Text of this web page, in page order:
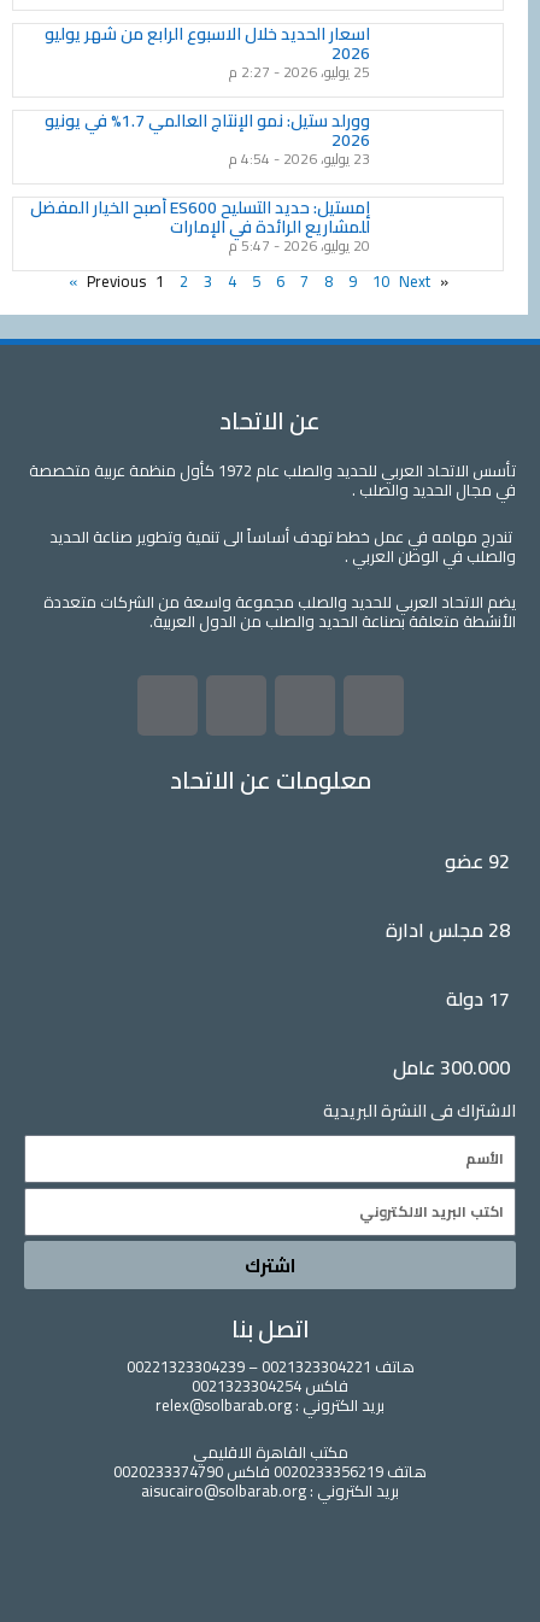
اسعار الحديد خلال الاسبوع الرابع من شهر يوليو
2026
25 يوليو، 2026 2:27 م
وورلد ستيل: نمو الإنتاج العالمي 1.7% في يونيو
2026
23 يوليو، 2026 4:54 م
إمستيل: حديد التسليح ES600 أصبح الخيار المفضل
للمشاريع الرائدة في الإمارات
20 يوليو، 2026 5:47 م
« Previous
1 2 3 4 5 6 7 8 9 10 Next »
عن الاتحاد
تأسس الاتحاد العربي للحديد والصلب عام 1972 كأول منظمة عربية متخصصة
في مجال الحديد والصلب .
تندرج مهامه في عمل خطط تهدف أساساً الى تنمية وتطوير صناعة الحديد
والصلب في الوطن العربي .
يضم الاتحاد العربي للحديد والصلب مجموعة واسعة من الشركات متعددة
الأنشطة متعلقة بصناعة الحديد والصلب من الدول العربية.
a
b
k
w
o
i
n
معلومات عن الاتحاد
92 عضو
28 مجلس ادارة
17 دولة
300.000 عامل
الاشتراك فى النشرة البريدية
Name
Email
اشترك
اتصل بنا
هاتف 0021323304221 – 00221323304239
فاكس 0021323304254
بريد الكتروني : relex@solbarab.org
مكتب القاهرة الاقليمي
هاتف 0020233356219 فاكس 0020233374790
بريد الكتروني : aisucairo@solbarab.org